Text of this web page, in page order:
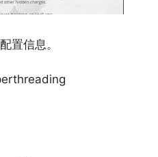
置信息。